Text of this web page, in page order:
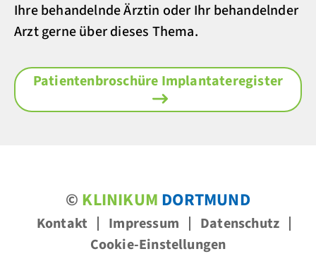
Ihre behandelnde Ärztin oder Ihr behandelnder
Arzt gerne über dieses Thema.
Patientenbroschüre Implantateregister
© KLINIKUM DORTMUND
Kontakt Impressum
Datenschutz
Cookie-Einstellungen